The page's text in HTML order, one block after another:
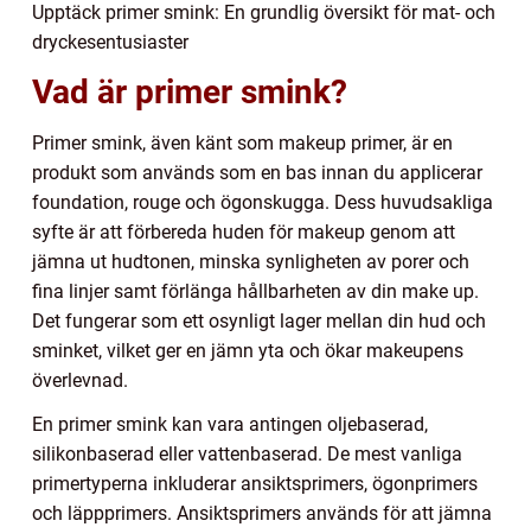
Upptäck primer smink: En grundlig översikt för mat- och
dryckesentusiaster
Vad är primer smink?
Primer smink, även känt som makeup primer, är en
produkt som används som en bas innan du applicerar
foundation, rouge och ögonskugga. Dess huvudsakliga
syfte är att förbereda huden för makeup genom att
jämna ut hudtonen, minska synligheten av porer och
fina linjer samt förlänga hållbarheten av din make up.
Det fungerar som ett osynligt lager mellan din hud och
sminket, vilket ger en jämn yta och ökar makeupens
överlevnad.
En primer smink kan vara antingen oljebaserad,
silikonbaserad eller vattenbaserad. De mest vanliga
primertyperna inkluderar ansiktsprimers, ögonprimers
och läppprimers. Ansiktsprimers används för att jämna